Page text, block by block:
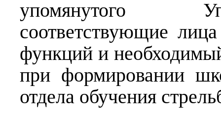
упомянутого
соответствующие
функций и
при формировании
отдела обучения